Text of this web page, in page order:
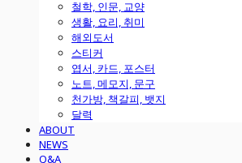
철학, 인문, 교양
생활, 요리, 취미
해외도서
스티커
엽서, 카드, 포스터
노트, 메모지, 문구
천가방, 책갈피, 뱃지
달력
ABOUT
NEWS
Q&A